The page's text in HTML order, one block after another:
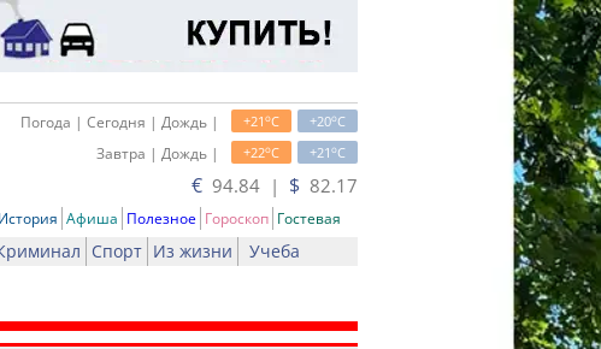
+20oC
+21oC
Погода | Сегодня | Дождь |
+21oC
+22oC
Завтра | Дождь |
€ 94.84 | $ 82.17
История Афиша Полезное Гороскоп Гостевая
Спорт Из жизни Учеба